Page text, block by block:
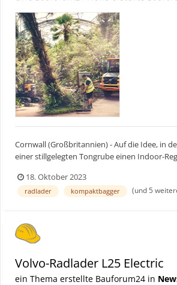
Cornwall (Großbritannien) - Auf die Idee, in
einer stillgelegten Tongrube einen Indoor-
nahmen die Aufgabe Mitte der 1990er in
erstmals unterstützt von elektrischen Volvo...
18. Oktober 2023
radlader kompaktbagger (und 5
Volvo-Radlader L25 Electric
ein Thema erstellte Bauforum24 in